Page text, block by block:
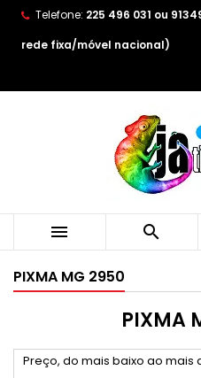
Telefone: 225 496 031 ou
rede fixa/móvel nacional)
 
PIXMA MG 2950
PIXMA
Preço, do mais baixo ao mais
As minhas
((modalTitle))
((cancelText))
Create wishlist
Wishlist name
Entrar
You need to be logged
wishlist.